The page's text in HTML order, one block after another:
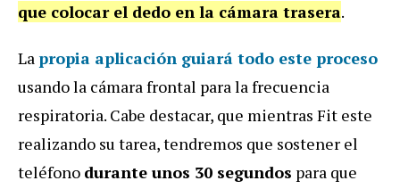
que colocar el dedo en la cámara trasera.
Lapropia aplicación guiará todo este proceso
usando la cámara frontal para la frecuencia
respiratoria. Cabe destacar, que mientras Fit este
realizando su tarea, tendremos que sostener el
teléfono durante unos 30 segundos para que